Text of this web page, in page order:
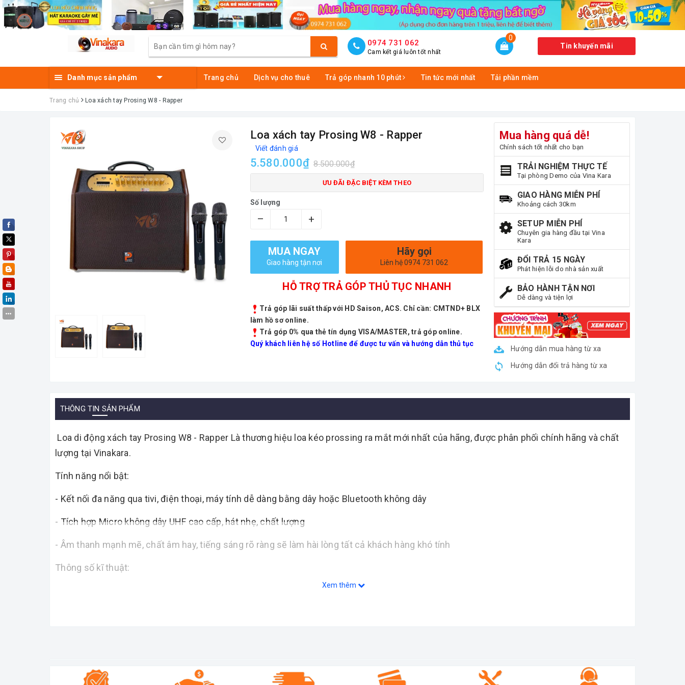
0974 731 062
Cam kết giá luôn tốt nhất
0
Tin khuyến mãi
Danh mục sản phẩm Trang chủ Dịch vụ cho thuê Trả góp nhanh 10 phút Tin tức mới nhất Tải phần mềm
Trang chủ Loa xách tay Prosing W8 - Rapper
Loa xách tay Prosing W8 - Rapper
Viết đánh giá
5.580.000₫ 8.500.000₫
ƯU ĐÃI ĐẶC BIỆT KÈM THEO
Số lượng
– +
MUA NGAY
Giao hàng tận nơi
Hãy gọi
Liên hệ 0974 731 062
HỖ TRỢ TRẢ GÓP THỦ TỤC NHANH
Trả góp lãi suất thấp với HD Saison, ACS. Chỉ cần: CMTND+ BLX
làm hồ sơ online.
Trả góp 0% qua thẻ tín dụng VISA/MASTER, trả góp online.
Quý khách liên hệ số Hotline để được tư vấn và hướng dẫn thủ tục
Mua hàng quá dễ!
Chính sách tốt nhất cho bạn
TRẢI NGHIỆM THỰC TẾ
Tại phòng Demo của Vina Kara
GIAO HÀNG MIỄN PHÍ
Khoảng cách 30km
SETUP MIỄN PHÍ
Chuyên gia hàng đầu tại Vina
Kara
ĐỔI TRẢ 15 NGÀY
Phát hiện lỗi do nhà sản xuất
BẢO HÀNH TẬN NƠI
Dễ dàng và tiện lợi
Hướng dẫn mua hàng từ xa
Hướng dẫn đổi trả hàng từ xa
THÔNG TIN SẢN PHẨM
Loa di động xách tay Prosing W8 - Rapper Là thương hiệu loa kéo prossing ra mắt mới nhất của hãng, được phân phối chính hãng và chất
lượng tại Vinakara.
Tính năng nổi bật:
- Kết nối đa năng qua tivi, điện thoại, máy tính dễ dàng bằng dây hoặc Bluetooth không dây
- Tích hợp Micro không dây UHF cao cấp, hát nhẹ, chất lượng
- Âm thanh mạnh mẽ, chất âm hay, tiếng sáng rõ ràng sẽ làm hài lòng tất cả khách hàng khó tính
Thông số kĩ thuật:
Equalizer chỉnh tay : Không
Xem thêm